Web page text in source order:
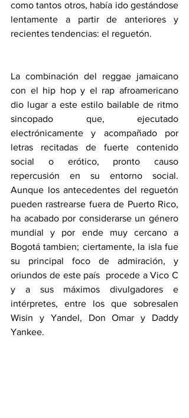
como tantos otros, había ido gestándose
lentamente a partir de anteriores y
recientes tendencias: el reguetón.
La combinación del reggae jamaicano
con el hip hop y el rap afroamericano
dio lugar a este estilo bailable de ritmo
sincopado que, ejecutado
electrónicamente y acompañado por
letras recitadas de fuerte contenido
social o erótico, pronto causo
repercusión en su entorno social.
Aunque los antecedentes del reguetón
pueden rastrearse fuera de Puerto Rico,
ha acabado por considerarse un género
mundial y por ende muy cercano a
Bogotá tambien; ciertamente, la isla fue
su principal foco de admiración, y
oriundos de este país  procede a Vico C
y a sus máximos divulgadores e
intérpretes, entre los que sobresalen
Wisin y Yandel, Don Omar y Daddy
Yankee.